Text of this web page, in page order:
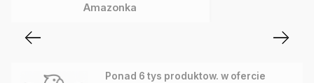
Amazonka
Ponad 6 tys produktow. w ofercie